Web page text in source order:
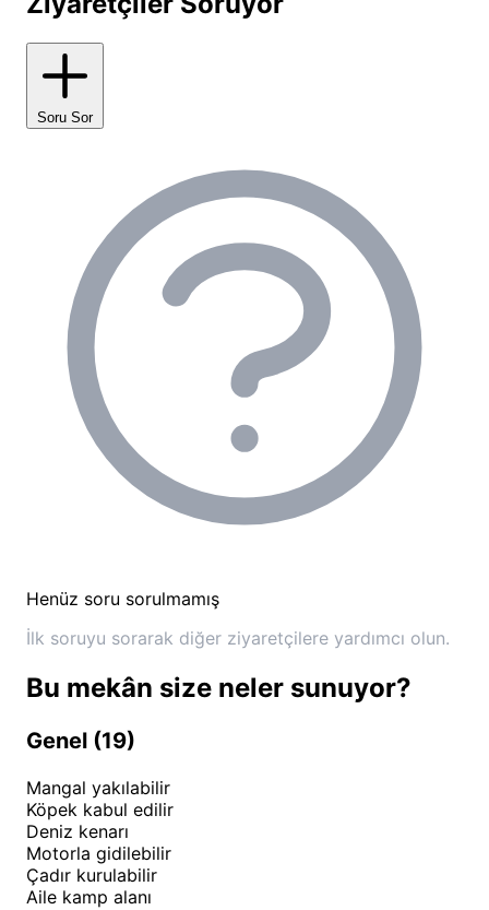
Karavan Kamp, su sporları meraklıları için ideal bir
lokasyondur. Yüzme, sörf, yelken gibi aktiviteler için
mükemmel koşullar sunan kamp alanı, deniz
severlerin vazgeçilmez adresidir. Sabah saatlerinde
denizde yüzmek, günün en keyifli anlarından birini
Kamp ateşi yakarak geçirilen akşamlar, arkadaşlıkları
pekiştiren unutulmaz anılar yaşatır. Gece gökyüzü
gözlemciliği için ideal koşullara sahip olan bölge,
astronomi meraklılarının da ilgisini çeker. Balık tutma
aktivitesi, hem dinlendirici hem de heyecan verici bir
deneyim sunar.
Doğa yürüyüşü ve foto safari için muhteşem
imkânlar sunan çevre bölgeler, macera tutkunlarını
kendine çeker. Bisiklet turları ile Dikili'nin saklı
koylarını keşfetmek mümkündür. Kamp alanının
etrafındaki zeytin bahçeleri ve doğal patikalar,
🏪 Hizmetler ve İmkânlar
Deniz Çadır Karavan Kamp, misafirlerinin konfor
sunmaktadır. Temiz ve hijyenik lavabo ile duş
Elektrik bağlantısı bulunan alanlar, teknolojik
ihtiyaçların karşılanmasını sağlar.
Kamp alanında bulunan güvenlik hizmetleri,
misafirlerin huzurlu bir tatil geçirmesini garantiler.
Temizlik personeli tarafından düzenli olarak bakımı
Soru Sor
Henüz soru sorulmamış
İlk soruyu sorarak diğer ziyaretçilere yardımcı olun.
Bu mekân size neler sunuyor?
Genel (19)
Mangal yakılabilir
Köpek kabul edilir
Deniz kenarı
Motorla gidilebilir
Çadır kurulabilir
Aile kamp alanı